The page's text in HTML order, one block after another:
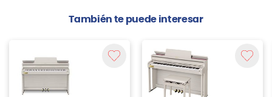
También te puede interesar